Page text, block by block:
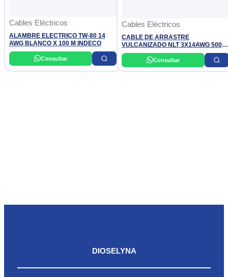
Cables Eléctricos
ALAMBRE ELECTRICO TW-80 14
AWG BLANCO X 100 M INDECO
Consultar
Cables Eléctricos
CABLE DE ARRASTRE
VULCANIZADO NLT 3X14AWG 500V,
X ROLLO, PRACTICABLE INDECO
Consultar
DIOSELYNA